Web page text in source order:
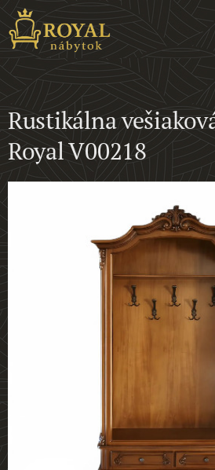
Rustikálna
Royal V00218